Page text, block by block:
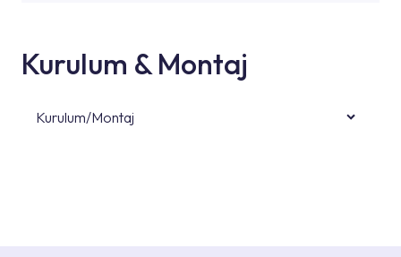
Kurulum & Montaj
Kurulum/Montaj